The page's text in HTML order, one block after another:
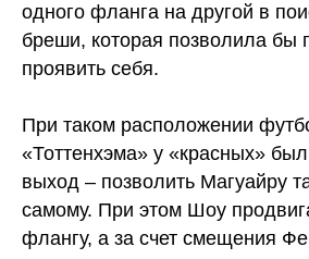
одного фланга на другой в
бреши, которая позволила бы
проявить себя.
При таком расположении
«Тоттенхэма» у «красных»
выход – позволить Магуайру
самому. При этом Шоу
флангу, а за счет смещения